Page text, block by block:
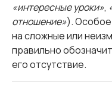
«интересные уроки»,
отношение»).
на сложные или
правильно
его отсутствие.